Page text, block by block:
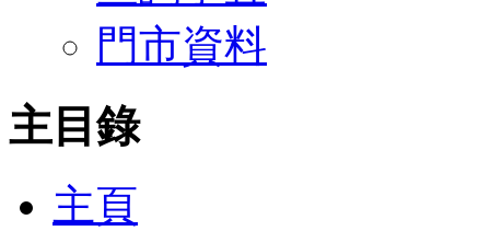
門市資料
主目錄
主頁